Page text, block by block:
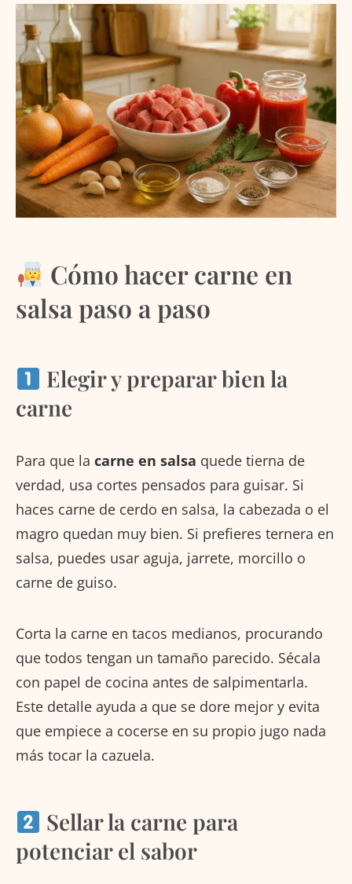
Cómo hacer carne en
salsa paso a paso
Elegir y preparar bien la
carne
Para que la carne en salsa quede tierna de
verdad, usa cortes pensados para guisar. Si
haces carne de cerdo en salsa, la cabezada o el
magro quedan muy bien. Si prefieres ternera en
salsa, puedes usar aguja, jarrete, morcillo o
carne de guiso.
Corta la carne en tacos medianos, procurando
que todos tengan un tamaño parecido. Sécala
con papel de cocina antes de salpimentarla.
Este detalle ayuda a que se dore mejor y evita
que empiece a cocerse en su propio jugo nada
más tocar la cazuela.
Sellar la carne para
potenciar el sabor